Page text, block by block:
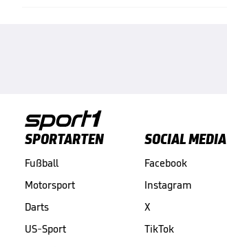
SPORTARTEN
Fußball
Motorsport
Darts
US-Sport
SOCIAL MEDIA
Facebook
Instagram
X
TikTok